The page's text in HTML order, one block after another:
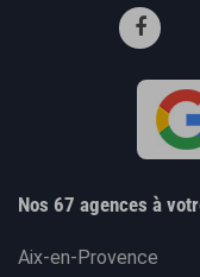
Nos 67 agences à
Aix-en-Provence